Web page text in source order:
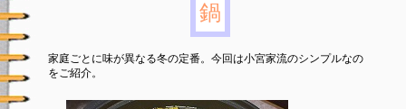
鍋
家庭ごとに味が異なる冬の定番。今回は小宮家流のシンプルなの
をご紹介。